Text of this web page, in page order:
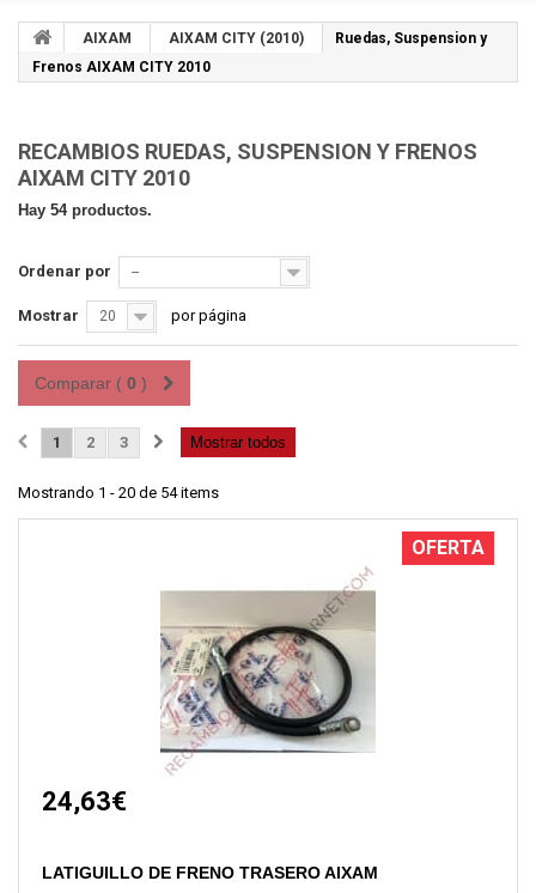
AIXAM AIXAM CITY (2010)
Ruedas, Suspension y
Frenos AIXAM CITY 2010
RECAMBIOS RUEDAS, SUSPENSION Y FRENOS
AIXAM CITY 2010
Hay 54 productos.
Ordenar por --
Mostrar 20 por página
Comparar ( 0 )
Mostrar todos
1 2 3
Mostrando 1 - 20 de 54 items
OFERTA
24,63€
LATIGUILLO DE FRENO TRASERO AIXAM